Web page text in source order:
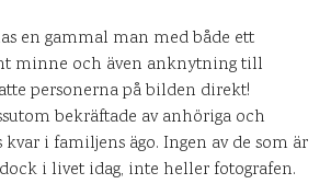
en gammal man med både ett
minne och även anknytning till
personerna på bilden direkt!
bekräftade av anhöriga och
i familjens ägo. Ingen av de som är
i livet idag, inte heller fotografen.